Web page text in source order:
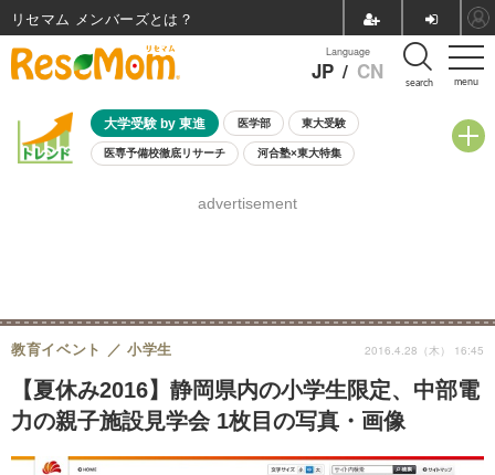
menu
Language
JP / CN search
大学受験 by 東進 医学部 東大受験
医専予備校徹底リサーチ 河合塾×東大特集
8月開催学校説明会・相談会
advertisement
【夏休み2016】静岡県内の小学生限定、中部電
力の親子施設見学会 1枚目の写真・画像
教育イベント 小学生 2016.4.28（木） 16:45
リセマム メンバーズ